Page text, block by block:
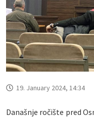
19. January 2024, 14:34
Današnje ročište pred